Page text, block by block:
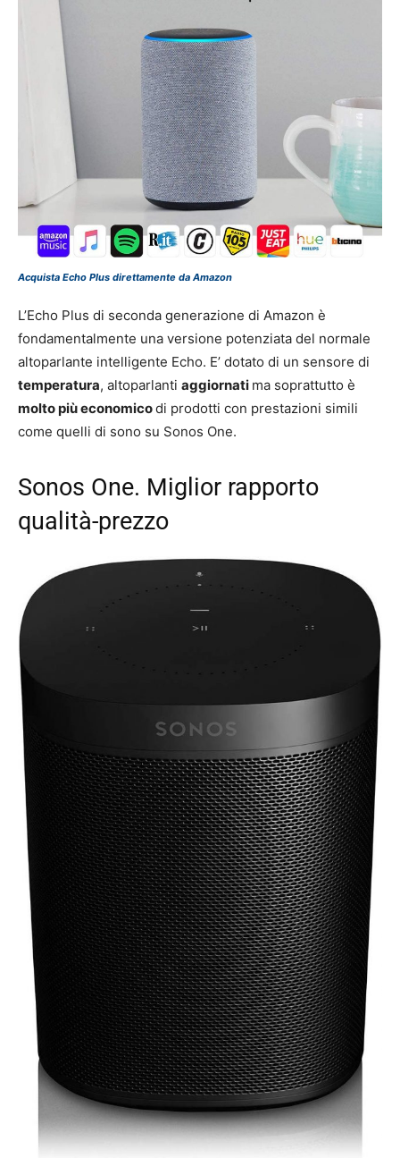
Acquista Echo Plus direttamente da Amazon
L’Echo Plus di seconda generazione di Amazon è
fondamentalmente una versione potenziata del normale
altoparlante intelligente Echo. E’ dotato di un sensore di
temperatura, altoparlanti aggiornati ma soprattutto è
molto più economicodi prodotti con prestazioni simili
come quelli di sono su Sonos One.
Sonos One. Miglior rapporto
qualità-prezzo